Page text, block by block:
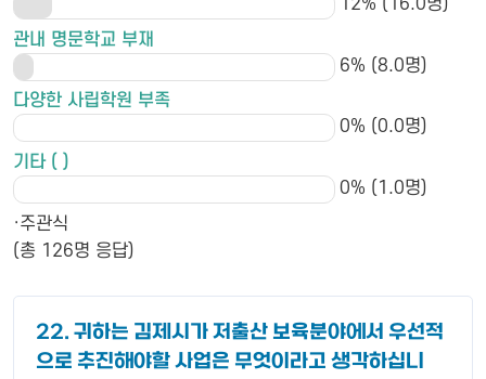
12% (16.0명)
관내 명문학교 부재
6% (8.0명)
다양한 사립학원 부족
0% (0.0명)
기타 ( )
0% (1.0명)
·주관식
(총 126명 응답)
22. 귀하는 김제시가 저출산 보육분야에서 우선적
으로 추진해야할 사업은 무엇이라고 생각하십니